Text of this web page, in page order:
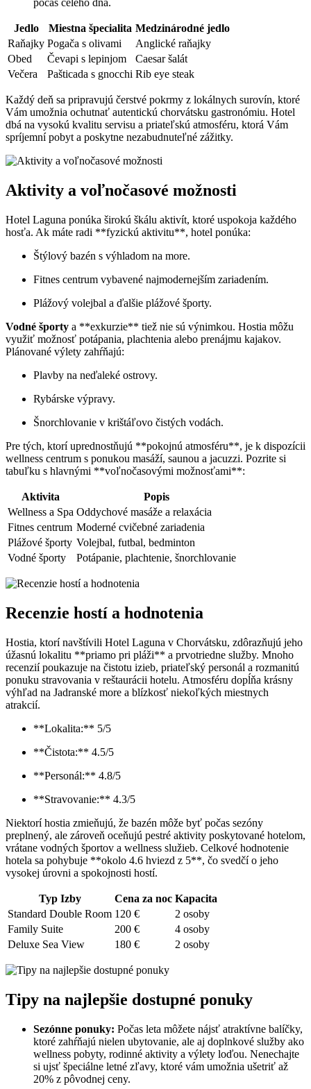
počas celého dňa.
Jedlo Miestna špecialita Medzinárodné jedlo
Raňajky Pogača s olivami
Anglické raňajky
Obed
Čevapi s lepinjom
Caesar šalát
Večera
Pašticada s gnocchi Rib eye steak
Každý deň sa pripravujú čerstvé pokrmy z lokálnych surovín, ktoré
Vám umožnia ochutnať autentickú chorvátsku gastronómiu. Hotel
dbá na vysokú kvalitu servisu a priateľskú atmosféru, ktorá Vám
spríjemní pobyt a poskytne nezabudnuteľné zážitky.
Aktivity a voľnočasové možnosti
Hotel Laguna ponúka širokú škálu aktivít, ktoré uspokoja každého
hosťa. Ak máte radi **fyzickú aktivitu**, hotel ponúka:
Štýlový bazén s výhladom na more.
Fitnes centrum vybavené najmodernejším zariadením.
Plážový volejbal a ďalšie plážové športy.
Vodné športy a **exkurzie** tiež nie sú výnimkou. Hostia môžu
využiť možnosť potápania, plachtenia alebo prenájmu kajakov.
Plánované výlety zahŕňajú:
Plavby na neďaleké ostrovy.
Rybárske výpravy.
Šnorchlovanie v krištáľovo čistých vodách.
Pre tých, ktorí uprednostňujú **pokojnú atmosféru**, je k dispozícii
wellness centrum s ponukou masáží, saunou a jacuzzi. Pozrite si
tabuľku s hlavnými **voľnočasovými možnosťami**:
Aktivita
Popis
Wellness a Spa Oddychové masáže a relaxácia
Fitnes centrum Moderné cvičebné zariadenia
Plážové športy Volejbal, futbal, bedminton
Vodné športy
Potápanie, plachtenie, šnorchlovanie
Recenzie hostí a hodnotenia
Hostia, ktorí navštívili Hotel Laguna v Chorvátsku, zdôrazňujú jeho
úžasnú lokalitu **priamo pri pláži** a prvotriedne služby. Mnoho
recenzií poukazuje na čistotu izieb, priateľský personál a rozmanitú
ponuku stravovania v reštaurácii hotelu. Atmosféru dopĺňa krásny
výhľad na Jadranské more a blízkosť niekoľkých miestnych
atrakcií.
**Lokalita:** 5/5
**Čistota:** 4.5/5
**Personál:** 4.8/5
**Stravovanie:** 4.3/5
Niektorí hostia zmieňujú, že bazén môže byť počas sezóny
preplnený, ale zároveň oceňujú pestré aktivity poskytované hotelom,
vrátane vodných športov a wellness služieb. Celkové hodnotenie
hotela sa pohybuje **okolo 4.6 hviezd z 5**, čo svedčí o jeho
vysokej úrovni a spokojnosti hostí.
Typ Izby Cena za noc Kapacita
Standard Double Room 120 €
2 osoby
Family Suite
200 €
4 osoby
Deluxe Sea View
180 € 2 osoby
Tipy na najlepšie dostupné ponuky
Sezónne ponuky: Počas leta môžete nájsť atraktívne balíčky,
ktoré zahŕňajú nielen ubytovanie, ale aj doplnkové služby ako
wellness pobyty, rodinné aktivity a výlety loďou. Nenechajte
si ujsť špeciálne letné zľavy, ktoré vám umožnia ušetriť až
20% z pôvodnej ceny.